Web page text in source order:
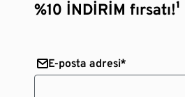
%10 İNDİRİM fırsatı!¹
E-posta adresi*